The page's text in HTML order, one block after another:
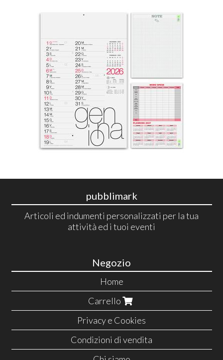
pubblimark
Articoli ed indumenti personalizzati per la tua
attività ed i tuoi eventi
Negozio
Home
Carrello
Privacy e Cookies
Condizioni di vendita